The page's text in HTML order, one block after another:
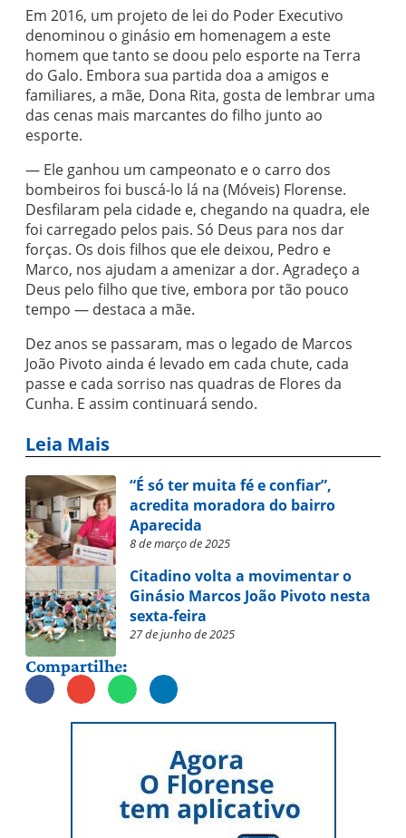
Em 2016, um projeto de lei do Poder Executivo
denominou o ginásio em homenagem a este
homem que tanto se doou pelo esporte na Terra
do Galo. Embora sua partida doa a amigos e
familiares, a mãe, Dona Rita, gosta de lembrar uma
das cenas mais marcantes do filho junto ao
esporte.
— Ele ganhou um campeonato e o carro dos
bombeiros foi buscá-lo lá na (Móveis) Florense.
Desfilaram pela cidade e, chegando na quadra, ele
foi carregado pelos pais. Só Deus para nos dar
forças. Os dois filhos que ele deixou, Pedro e
Marco, nos ajudam a amenizar a dor. Agradeço a
Deus pelo filho que tive, embora por tão pouco
tempo — destaca a mãe.
Dez anos se passaram, mas o legado de Marcos
João Pivoto ainda é levado em cada chute, cada
passe e cada sorriso nas quadras de Flores da
Cunha. E assim continuará sendo.
Leia Mais
“É só ter muita fé e confiar”,
acredita moradora do bairro
Aparecida
8 de março de 2025
Citadino volta a movimentar o
Ginásio Marcos João Pivoto nesta
sexta-feira
27 de junho de 2025
Compartilhe: